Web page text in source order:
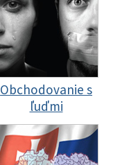
Obchodovanie s
ľuďmi